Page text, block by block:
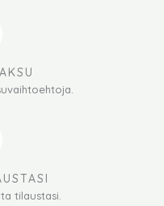
tilaustasi.